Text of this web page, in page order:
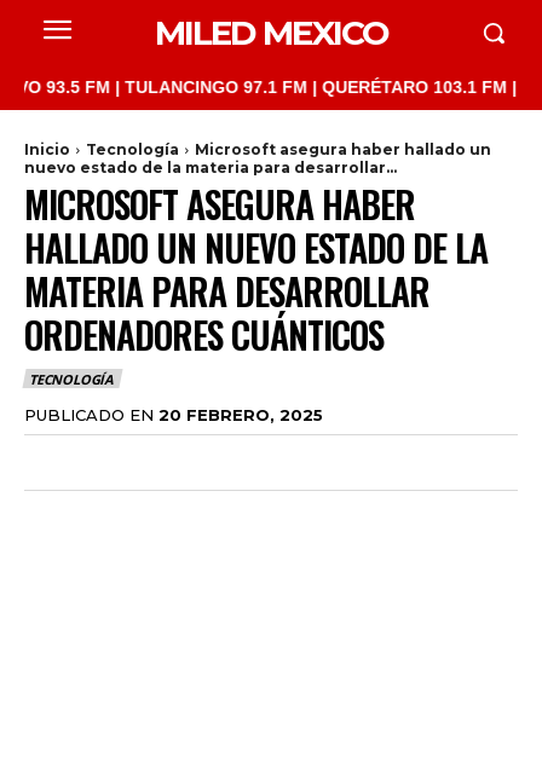
MILED MEXICO
FM | TULANCINGO 97.1 FM | QUERÉTARO 103.1 FM | SAN
Inicio Tecnología
Microsoft asegura haber hallado un
nuevo estado de la materia para desarrollar...
MICROSOFT ASEGURA HABER
HALLADO UN NUEVO ESTADO DE LA
MATERIA PARA DESARROLLAR
ORDENADORES CUÁNTICOS
TECNOLOGÍA
PUBLICADO EN 20 FEBRERO, 2025